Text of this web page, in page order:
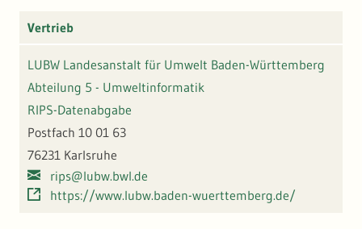
Vertrieb
LUBW Landesanstalt für Umwelt Baden-Württemberg
Abteilung 5 - Umweltinformatik
RIPS-Datenabgabe
Postfach 10 01 63
76231 Karlsruhe
rips@lubw.bwl.de
https://www.lubw.baden-wuerttemberg.de/